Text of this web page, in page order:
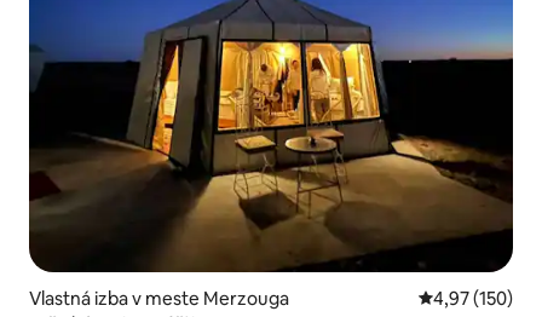
Vlastná izba v meste Merzouga Priemerné
4,97 (150)